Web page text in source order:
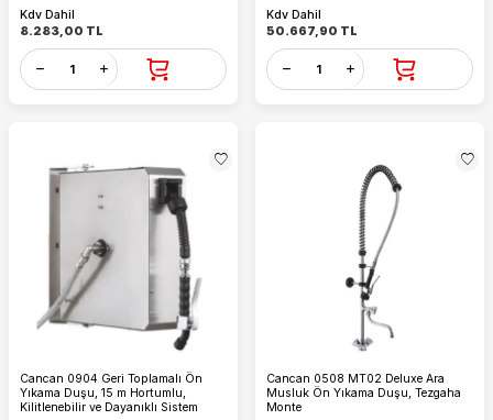
Kdv Dahil
8.283,00 TL
Kdv Dahil
50.667,90 TL
Cancan 0904 Geri Toplamalı Ön
Yıkama Duşu, 15 m Hortumlu,
Kilitlenebilir ve Dayanıklı Sistem
Cancan 0508 MT02 Deluxe Ara
Musluk Ön Yıkama Duşu, Tezgaha
Monte